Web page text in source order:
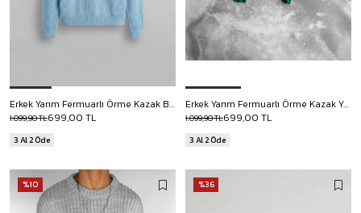
Erkek Yarım Fermuarlı Örme Kazak Bebek Mavi
699,00 TL
1.099,90 TL
3 Al 2 Öde
Erkek Yarım Fermuarlı Örme Kazak Yeşil
699,00 TL
1.099,90 TL
3 Al 2 Öde
%10 %36